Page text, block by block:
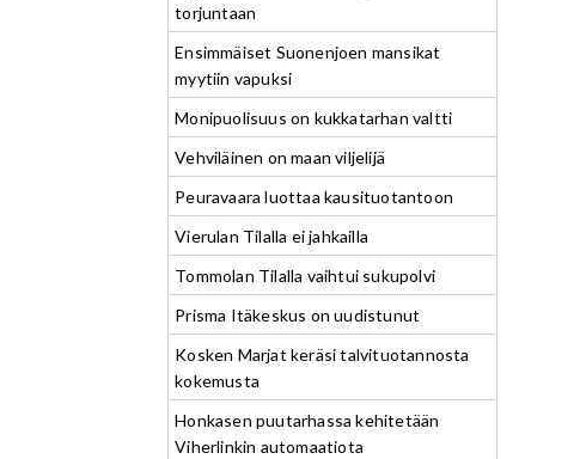
torjuntaan
Ensimmäiset Suonenjoen mansikat
myytiin vapuksi
Monipuolisuus on kukkatarhan valtti
Vehviläinen on maan viljelijä
Peuravaara luottaa kausituotantoon
Vierulan Tilalla ei jahkailla
Tommolan Tilalla vaihtui sukupolvi
Prisma Itäkeskus on uudistunut
Kosken Marjat keräsi talvituotannosta
kokemusta
Honkasen puutarhassa kehitetään
Viherlinkin automaatiota